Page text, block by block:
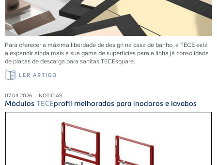
Para oferecer a máxima liberdade de design na casa de banho, a TECE está
a expandir ainda mais a sua gama de superfícies para a linha já consolidada
de placas de descarga para sanitas TECEsquare.
LER ARTIGO
07.04.2026 – NOTICIAS
Módulos TECEprofil melhorados para inodoros e lavabos